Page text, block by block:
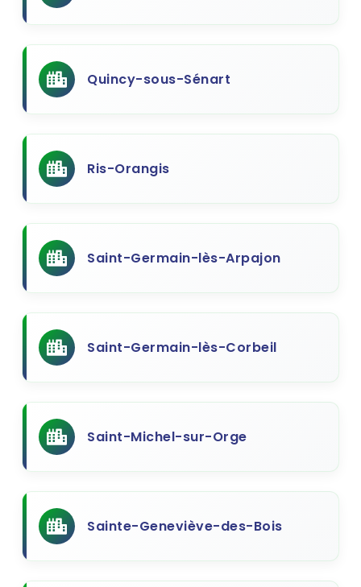
Quincy-sous-Sénart
Ris-Orangis
Saint-Germain-lès-Arpajon
Saint-Germain-lès-Corbeil
Saint-Michel-sur-Orge
Sainte-Geneviève-des-Bois